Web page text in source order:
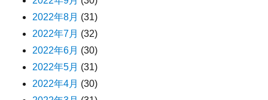
2022年8月 (31)
2022年7月 (32)
2022年6月 (30)
2022年5月 (31)
2022年4月 (30)